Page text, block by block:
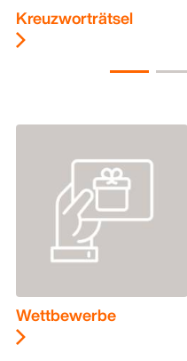
Kreuzworträtsel
Wettbewerbe